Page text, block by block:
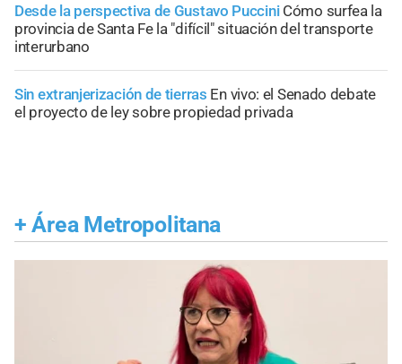
Desde la perspectiva de Gustavo Puccini Cómo surfea la
provincia de Santa Fe la "difícil" situación del transporte
interurbano
Sin extranjerización de tierras En vivo: el Senado debate
el proyecto de ley sobre propiedad privada
+ Área Metropolitana